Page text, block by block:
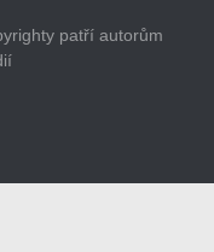
patří autorům